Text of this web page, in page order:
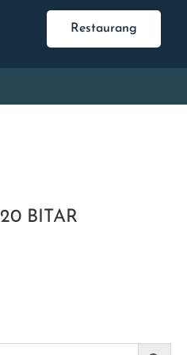
Restaurang
BITAR